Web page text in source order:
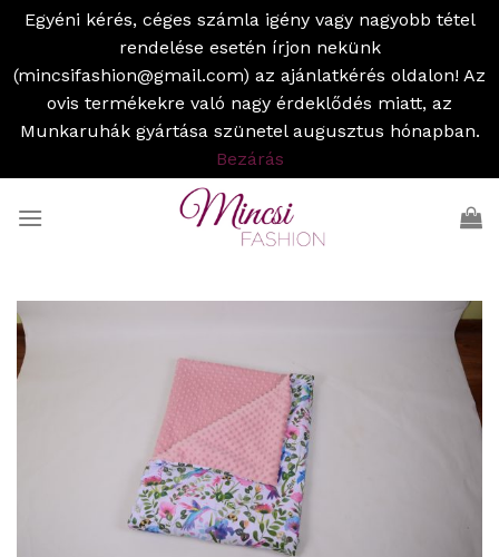
Egyéni kérés, céges számla igény vagy nagyobb tétel
rendelése esetén írjon nekünk
(mincsifashion@gmail.com) az ajánlatkérés oldalon! Az
ovis termékekre való nagy érdeklődés miatt, az
Munkaruhák gyártása szünetel augusztus hónapban.
Bezárás